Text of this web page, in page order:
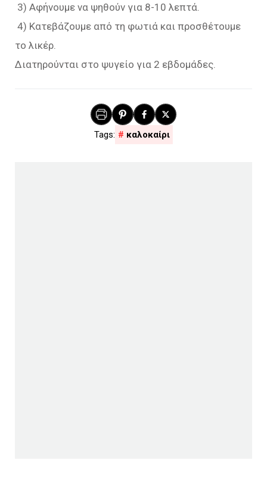
3) Αφήνουμε να ψηθούν για 8-10 λεπτά.
4) Κατεβάζουμε από τη φωτιά και προσθέτουμε
το λικέρ.
Διατηρούνται στο ψυγείο για 2 εβδομάδες.
καλοκαίρι